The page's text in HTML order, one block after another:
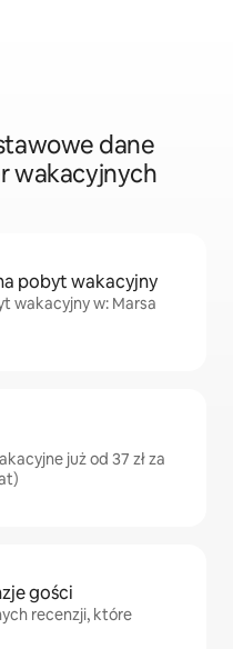
dane
wakacyjnych
pobyt wakacyjny
wakacyjny w: Marsa
już od 37 zł za
gości
recenzji, które